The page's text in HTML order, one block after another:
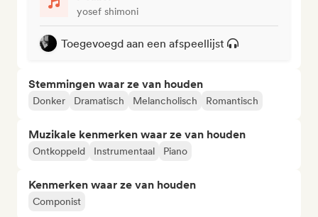
yosef shimoni
Toegevoegd aan een afspeellijst
Stemmingen waar ze van houden
Donker Dramatisch Melancholisch Romantisch
Muzikale kenmerken waar ze van houden
Ontkoppeld Instrumentaal Piano
Kenmerken waar ze van houden
Componist